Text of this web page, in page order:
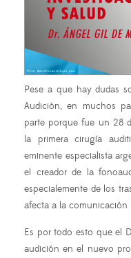
Pese a que hay dudas
Audición, en muchos
parte porque fue un 28
la primera cirugía
eminente especialista
el creador de la
especialemente de los
afecta a la comunicación
Es por todo esto que el
audición en el nuevo